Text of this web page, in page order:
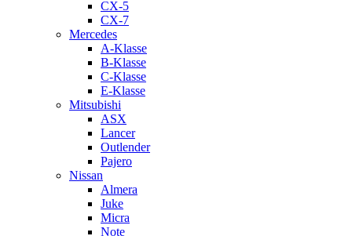
CX-5
CX-7
Mercedes
A-Klasse
B-Klasse
C-Klasse
E-Klasse
Mitsubishi
ASX
Lancer
Outlender
Pajero
Nissan
Almera
Juke
Micra
Note